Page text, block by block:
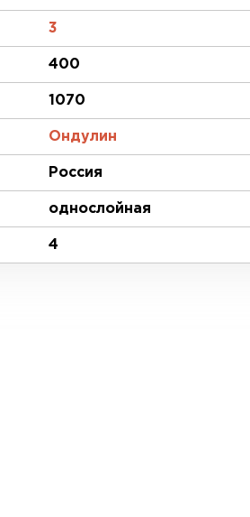
3
400
1070
Ондулин
Россия
однослойная
4